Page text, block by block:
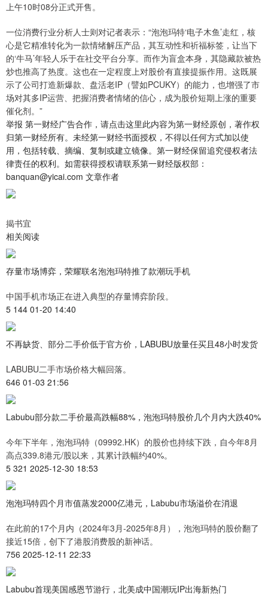
上午10时08分正式开售。
一位消费行业分析人士则对记者表示：“泡泡玛特‘电子木鱼’走红，核
心是它精准转化为一款情绪解压产品，其互动性和祈福标签，让当下
的‘牛马’年轻人乐于在社交平台分享。而作为盲盒本身，其隐藏款被热
炒也推高了热度。这也在一定程度上对股价有直接提振作用。这既展
示了公司打造新爆款、盘活老IP（譬如PCUKY）的能力，也增强了市
场对其多IP运营、把握消费者情绪的信心，成为股价短期上涨的重要
催化剂。”
举报 第一财经广告合作，请点击这里此内容为第一财经原创，著作权
归第一财经所有。未经第一财经书面授权，不得以任何方式加以使
用，包括转载、摘编、复制或建立镜像。第一财经保留追究侵权者法
律责任的权利。如需获得授权请联系第一财经版权部：
banquan@yicai.com 文章作者
揭书宜
相关阅读
存量市场博弈，荣耀联名泡泡玛特推了款潮玩手机
中国手机市场正在进入典型的存量博弈阶段。
5 144 01-20 14:40
不再缺货、部分二手价低于官方价，LABUBU放量任买且48小时发货
LABUBU二手市场价格大幅回落。
646 01-03 21:56
Labubu部分款二手价最高跌幅88%，泡泡玛特股价几个月内大跌40%
今年下半年，泡泡玛特（09992.HK）的股价也持续下跌，自今年8月
高点339.8港元/股以来，其累计跌幅约40%。
5 321 2025-12-30 18:53
泡泡玛特四个月市值蒸发2000亿港元，Labubu市场溢价在消退
在此前的17个月内（2024年3月-2025年8月），泡泡玛特的股价翻了
接近15倍，创下了港股消费股的新神话。
756 2025-12-11 22:33
Labubu首现美国感恩节游行，北美成中国潮玩IP出海新热门